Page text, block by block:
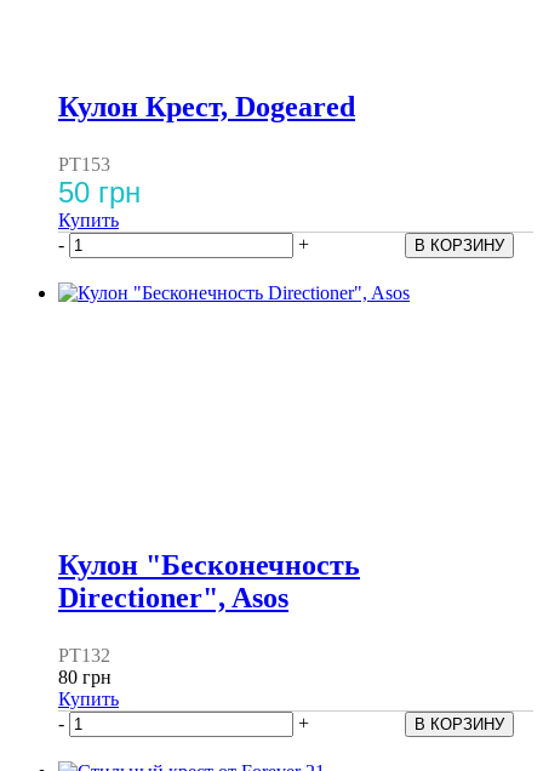
Кулон Крест, Dogeared
PT153
50 грн
Купить
-
+
Кулон "Бесконечность
Directioner", Asos
PT132
80 грн
Купить
-
+